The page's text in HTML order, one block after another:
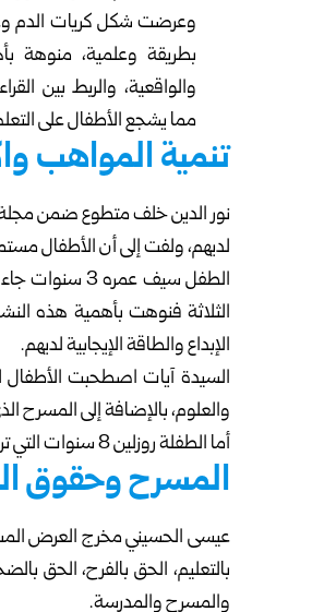
وعرضت شكل كريات الدم
بطريقة وعلمية، منوهة
والواقعية، والربط بين
مما يشجع الأطفال على
تنمية المواهب
لديهم، ولفت إلى أن الأطفال
الطفل سيف
الثلاثة فنوهت بأهمية هذه
الإبداع والطاقة الإيجابية لديهم.
السيدة آيات اصطحبت الأطفال
والعلوم، بالإضافة إلى المسرح
أما الطفلة روزلين 8 سنوات التي ترسم وتلون صورة فتاة فاختارت اللون الأصفر لتلون به شعرها حتى تشبهها كما أشارت.
المسرح وحقوق
عيسى الحسيني مخرج العرض
بالتعليم، الحق بالفرح، الحق
والمسرح والمدرسة.